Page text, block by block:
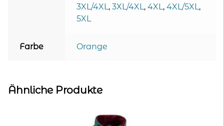
3XL/4XL, 3XL/4XL, 4XL, 4XL/5XL,
5XL
Farbe Orange
Ähnliche Produkte